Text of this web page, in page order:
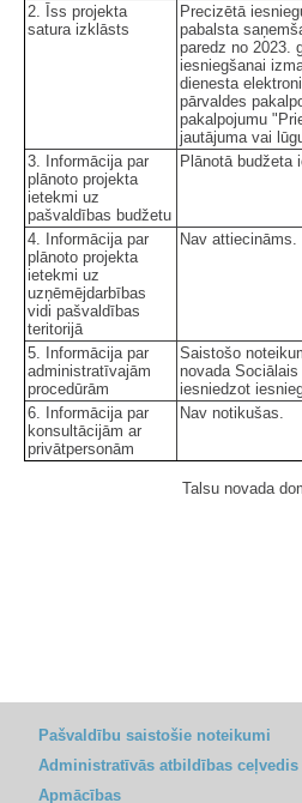
2. Īss projekta
satura izklāsts
Precizētā
pabalsta
paredz no 2023.
iesniegšanai
dienesta
pārvaldes
pakalpojumu
jautājuma vai
3. Informācija par
plānoto projekta
ietekmi uz
pašvaldības budžetu
Plānotā budžeta
4. Informācija par
plānoto projekta
ietekmi uz
uzņēmējdarbības
vidi pašvaldības
teritorijā
Nav attiecināms.
5. Informācija par
administratīvajām
procedūrām
Saistošo
novada
iesniedzot
6. Informācija par
konsultācijām ar
privātpersonām
Nav notikušas.
Talsu novada
Pašvaldību saistošie noteikumi
Administratīvās atbildības ceļvedis
Apmācības